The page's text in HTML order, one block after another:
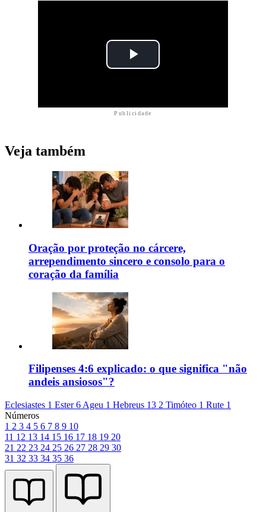
Publicidade
Veja também
Oração por proteção no cárcere,
arrependimento sincero e consolo para o
coração da família
Filipenses 4:6 explicado: o que significa "não
andeis ansiosos"?
Eclesiastes 1 Ester 6 Ageu 1 Hebreus 13 2 Timóteo 1 Rute 1
Números
1 2 3 4 5 6 7 8 9 10
11 12 13 14 15 16 17 18 19 20
21 22 23 24 25 26 27 28 29 30
31 32 33 34 35 36